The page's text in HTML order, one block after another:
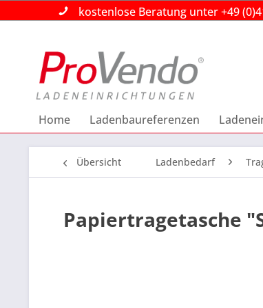
kostenlose Beratung unter +49
kostenlose Beratung unter +49
Home Ladenbaureferenzen
Übersicht Ladenbedarf
Papiertragetasche
kostenlose Beratung unter +49